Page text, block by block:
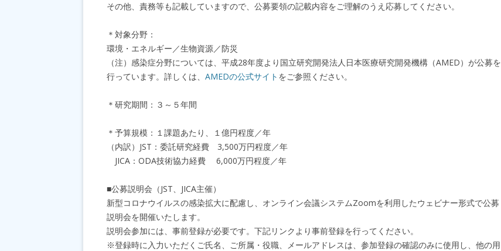
その他、責務等も記載していますので、公募要領の記載内容をご理解のうえ応募してください。
＊対象分野：
環境・エネルギー／生物資源／防災
（注）感染症分野については、平成28年度より国立研究開発法人日本医療研究開発機構（AMED）が公募を
行っています。詳しくは、 AMEDの公式サイト をご参照ください。
＊研究期間：３～５年間
＊予算規模：１課題あたり、１億円程度／年
（内訳）JST：委託研究経費 3,500万円程度／年
JICA：ODA技術協力経費 6,000万円程度／年
■公募説明会（JST、JICA主催）
新型コロナウイルスの感染拡大に配慮し、オンライン会議システムZoomを利用したウェビナー形式で公募
説明会を開催いたします。
説明会参加には、事前登録が必要です。下記リンクより事前登録を行ってください。
※登録時に入力いただくご氏名、ご所属・役職、メールアドレスは、参加登録の確認のみに使用し、他の用